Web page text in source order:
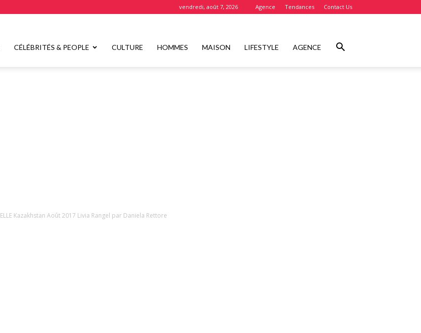
vendredi, août 7, 2026 Agence Tendances Contact Us
CÉLÉBRITÉS & PEOPLE CULTURE HOMMES MAISON LIFESTYLE AGENCE
ELLE Kazakhstan Août 2017 Livia Rangel par Daniela Rettore